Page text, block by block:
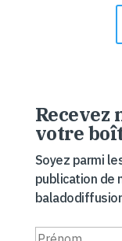
Recevez
votre
Soyez parmi
publication de